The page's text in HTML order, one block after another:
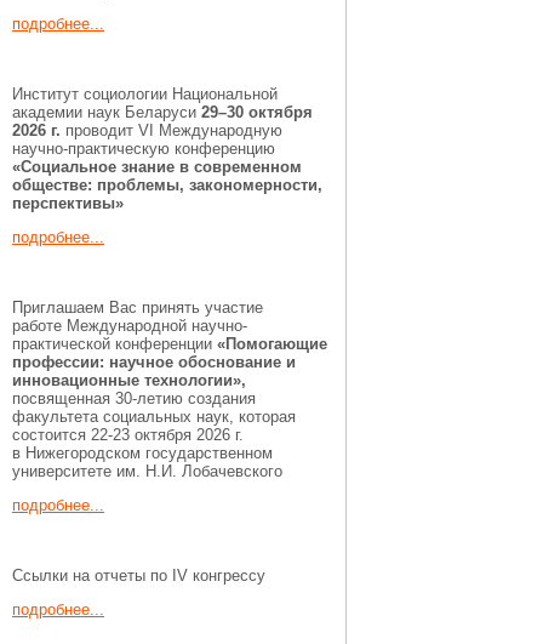
подробнее...
Институт социологии Национальной
академии наук Беларуси 29–30 октября
2026 г. проводит VI Международную
научно-практическую конференцию
«Социальное знание в современном
обществе: проблемы, закономерности,
перспективы»
подробнее...
Приглашаем Вас принять участие
работе Международной научно-
практической конференции «Помогающие
профессии: научное обоснование и
инновационные технологии»,
посвященная 30-летию создания
факультета социальных наук, которая
состоится 22-23 октября 2026 г.
в Нижегородском государственном
университете им. Н.И. Лобачевского
подробнее...
Ссылки на отчеты по IV конгрессу
подробнее...